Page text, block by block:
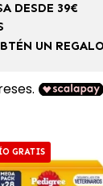
DESDE 39€
UN REGALO
GRATIS